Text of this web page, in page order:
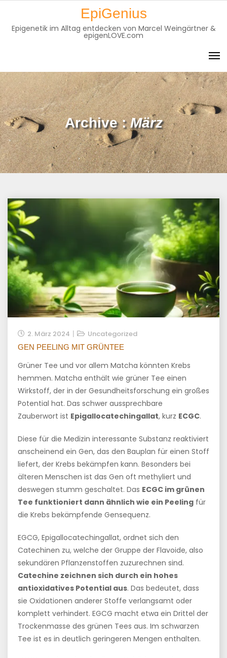
content
EpiGenius
Epigenetik im Alltag entdecken von Marcel Weingärtner &
epigenLOVE.com
Archive :März
2. März 2024 Uncategorized
GEN PEELING MIT GRÜNTEE
Grüner Tee und vor allem Matcha könnten Krebs
hemmen. Matcha enthält wie grüner Tee einen
Wirkstoff, der in der Gesundheitsforschung ein großes
Potential hat. Das schwer aussprechbare
Zauberwort ist Epigallocatechingallat, kurz ECGC.
Diese für die Medizin interessante Substanz reaktiviert
anscheinend ein Gen, das den Bauplan für einen Stoff
liefert, der Krebs bekämpfen kann. Besonders bei
älteren Menschen ist das Gen oft methyliert und
deswegen stumm geschaltet. Das ECGC im grünen
Tee funktioniert dann ähnlich wie ein Peeling für
die Krebs bekämpfende Gensequenz.
EGCG, Epigallocatechingallat, ordnet sich den
Catechinen zu, welche der Gruppe der Flavoide, also
sekundären Pflanzenstoffen zuzurechnen sind.
Catechine zeichnen sich durch ein hohes
antioxidatives Potential aus. Das bedeutet, dass
sie Oxidationen anderer Stoffe verlangsamt oder
komplett verhindert. EGCG macht etwa ein Drittel der
Trockenmasse des grünen Tees aus. Im schwarzen
Tee ist es in deutlich geringeren Mengen enthalten.